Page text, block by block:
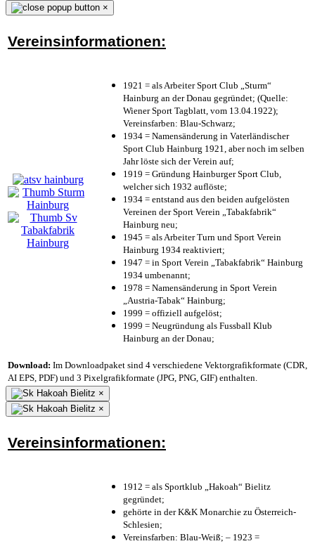
×
Vereinsinformationen:
1921 = als Arbeiter Sport Club „Sturm“
Hainburg an der Donau gegründet; (Quelle:
Wiener Sport Tagblatt, vom 13.04.1922);
Vereinsfarben: Blau-Schwarz;
1934 = Namensänderung in Vaterländischer
Sport Club Hainburg 1921, aber noch im selben
Jahr löste sich der Verein auf;
1919 = Gründung Hainburger Sport Club,
welcher sich 1932 auflöste;
1934 = entstand aus den beiden aufgelösten
Vereinen der Sport Verein „Tabakfabrik“
Hainburg neu;
1945 = als Arbeiter Turn und Sport Verein
Hainburg 1934 reaktiviert;
1947 = in Sport Verein „Tabakfabrik“ Hainburg
1934 umbenannt;
1978 = Namensänderung in Sport Verein
„Austria-Tabak“ Hainburg;
1999 = offiziell aufgelöst;
1999 = Neugründung als Fussball Klub
Hainburg an der Donau;
Download: Im Downloadpaket sind 4 verschiedene Vektorgrafikformate (CDR,
AI EPS, PDF) und 3 Pixelgrafikformate (JPG, PNG, GIF) enthalten.
×
×
Vereinsinformationen:
1912 = als Sportklub „Hakoah“ Bielitz
gegründet;
gehörte in der K&K Monarchie zu Österreich-
Schlesien;
Vereinsfarben: Blau-Weiß; – 1923 =